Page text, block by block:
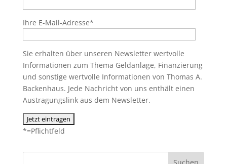
Ihre E-Mail-Adresse*
Sie erhalten über unseren Newsletter wertvolle
Informationen zum Thema Geldanlage, Finanzierung
und sonstige wertvolle Informationen von Thomas A.
Backenhaus. Jede Nachricht von uns enthält einen
Austragungslink aus dem Newsletter.
*=Pflichtfeld